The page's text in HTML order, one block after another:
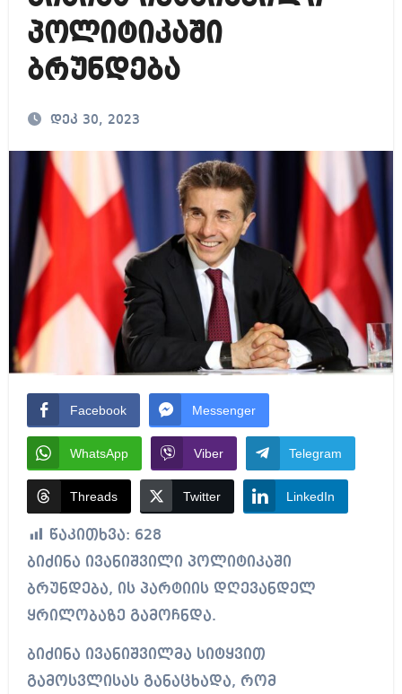
პოლიტიკაში
ბრუნდება
დეკ 30, 2023
Facebook Messenger
WhatsApp Viber Telegram
Threads Twitter LinkedIn
წაკითხვა: 628
ბიძინა ივანიშვილი პოლიტიკაში
ბრუნდება, ის პარტიის დღევანდელ
ყრილობაზე გამოჩნდა.
ბიძინა ივანიშვილმა სიტყვით
გამოსვლისას განაცხადა, რომ